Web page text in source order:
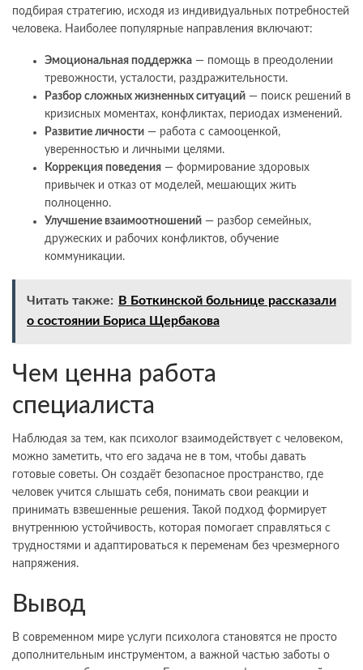
подбирая стратегию, исходя из индивидуальных потребностей
человека. Наиболее популярные направления включают:
Эмоциональная поддержка — помощь в преодолении
тревожности, усталости, раздражительности.
Разбор сложных жизненных ситуаций — поиск решений в
кризисных моментах, конфликтах, периодах изменений.
Развитие личности — работа с самооценкой,
уверенностью и личными целями.
Коррекция поведения — формирование здоровых
привычек и отказ от моделей, мешающих жить
полноценно.
Улучшение взаимоотношений — разбор семейных,
дружеских и рабочих конфликтов, обучение
коммуникации.
Читать также:
В Боткинской больнице рассказали
о состоянии Бориса Щербакова
Чем ценна работа
специалиста
Наблюдая за тем, как психолог взаимодействует с человеком,
можно заметить, что его задача не в том, чтобы давать
готовые советы. Он создаёт безопасное пространство, где
человек учится слышать себя, понимать свои реакции и
принимать взвешенные решения. Такой подход формирует
внутреннюю устойчивость, которая помогает справляться с
трудностями и адаптироваться к переменам без чрезмерного
напряжения.
Вывод
В современном мире услуги психолога становятся не просто
дополнительным инструментом, а важной частью заботы о